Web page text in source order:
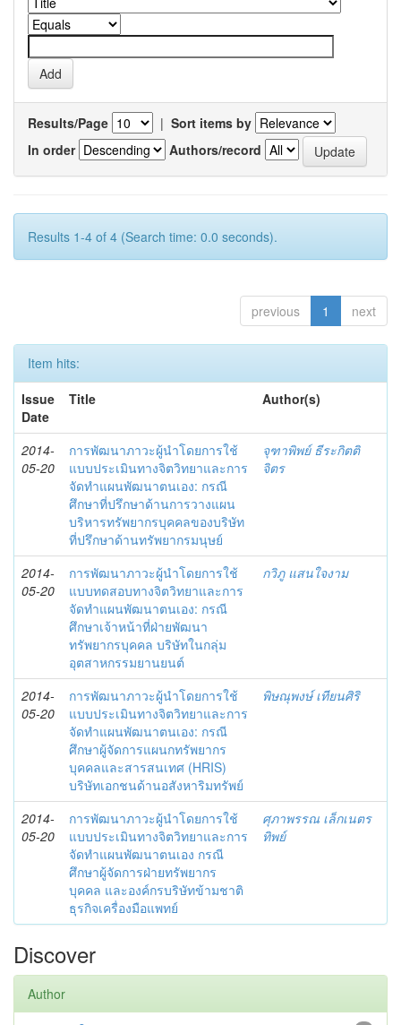
Results/Page | Sort items by
In order
Authors/record
Results 1-4 of 4 (Search time: 0.0 seconds).
previous 1 next
Item hits:
Issue
Date
Title Author(s)
2014-
05-20
การพัฒนาภาวะผู้นำโดยการใช้
แบบประเมินทางจิตวิทยาและการ
จัดทำแผนพัฒนาตนเอง: กรณี
ศึกษาที่ปรึกษาด้านการวางแผน
บริหารทรัพยากรบุคคลของบริษัท
ที่ปรึกษาด้านทรัพยากรมนุษย์
จุฑาพิพย์ ธีระกิตติ
จิตร
2014-
05-20
การพัฒนาภาวะผู้นำโดยการใช้
แบบทดสอบทางจิตวิทยาและการ
จัดทำแผนพัฒนาตนเอง: กรณี
ศึกษาเจ้าหน้าที่ฝ่ายพัฒนา
ทรัพยากรบุคคล บริษัทในกลุ่ม
อุตสาหกรรมยานยนต์
กวิภู แสนใจงาม
2014-
05-20
การพัฒนาภาวะผู้นำโดยการใช้
แบบประเมินทางจิตวิทยาและการ
จัดทำแผนพัฒนาตนเอง: กรณี
ศึกษาผู้จัดการแผนกทรัพยากร
บุคคลและสารสนเทศ (HRIS)
บริษัทเอกชนด้านอสังหาริมทรัพย์
พิษณุพงษ์ เทียนศิริ
2014-
05-20
การพัฒนาภาวะผู้นำโดยการใช้
แบบประเมินทางจิตวิทยาและการ
จัดทำแผนพัฒนาตนเอง กรณี
ศึกษาผู้จัดการฝ่ายทรัพยากร
บุคคล และองค์กรบริษัทข้ามชาติ
ธุรกิจเครื่องมือแพทย์
ศุภาพรรณ เล็กเนตร
ทิพย์
Discover
Author